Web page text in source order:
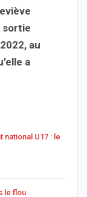
sortie
au
a
national U17 : le
le flou